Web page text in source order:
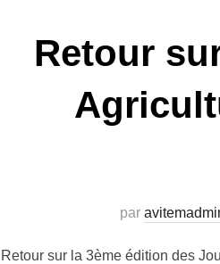
Retour
par
Retour sur la 3ème édition des